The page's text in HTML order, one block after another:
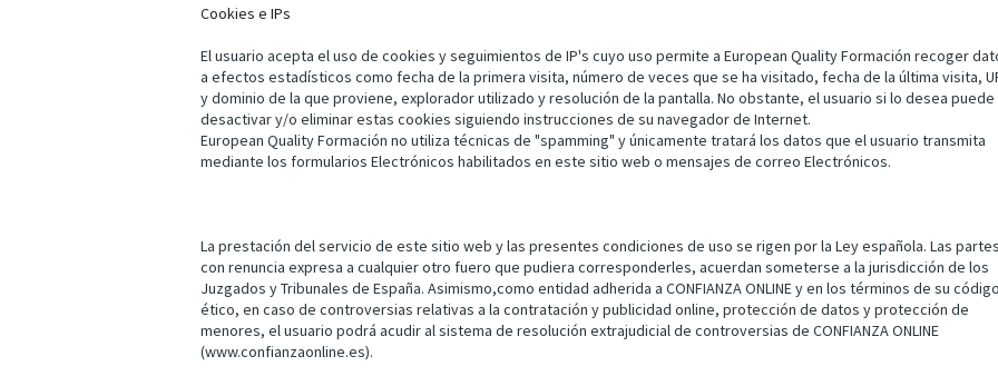
Cookies e IPs
El usuario acepta el uso de cookies y seguimientos de IP's cuyo uso permite a European Quality Formación recoger
a efectos estadísticos como fecha de la primera visita, número de veces que se ha visitado, fecha de la última visita,
y dominio de la que proviene, explorador utilizado y resolución de la pantalla. No obstante, el usuario si lo desea puede
desactivar y/o eliminar estas cookies siguiendo instrucciones de su navegador de Internet.
European Quality Formación no utiliza técnicas de "spamming" y únicamente tratará los datos que el usuario transmita
mediante los formularios Electrónicos habilitados en este sitio web o mensajes de correo Electrónicos.
La prestación del servicio de este sitio web y las presentes condiciones de uso se rigen por la Ley española. Las
con renuncia expresa a cualquier otro fuero que pudiera corresponderles, acuerdan someterse a la jurisdicción de los
Juzgados y Tribunales de España. Asimismo,como entidad adherida a CONFIANZA ONLINE y en los términos de su código
ético, en caso de controversias relativas a la contratación y publicidad online, protección de datos y protección de
menores, el usuario podrá acudir al sistema de resolución extrajudicial de controversias de CONFIANZA ONLINE
(www.confianzaonline.es).